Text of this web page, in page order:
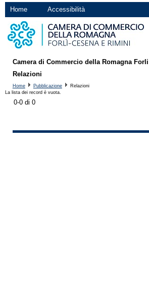
Home Accessibilità
Camera di Commercio della Romagna
Relazioni
Home Pubblicazione
Relazioni
La lista dei record è vuota.
0-0 di 0